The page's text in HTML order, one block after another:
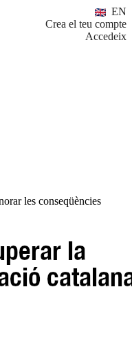
EN
Crea el teu compte
Accedeix
les conseqüències